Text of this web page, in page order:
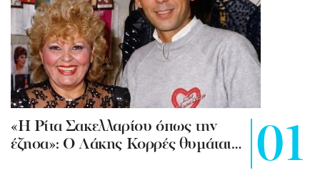
«Η Ρίτα Σακελλαρίου όπως την
έζησα»: Ο Λάκης Κορρές θυμάται…